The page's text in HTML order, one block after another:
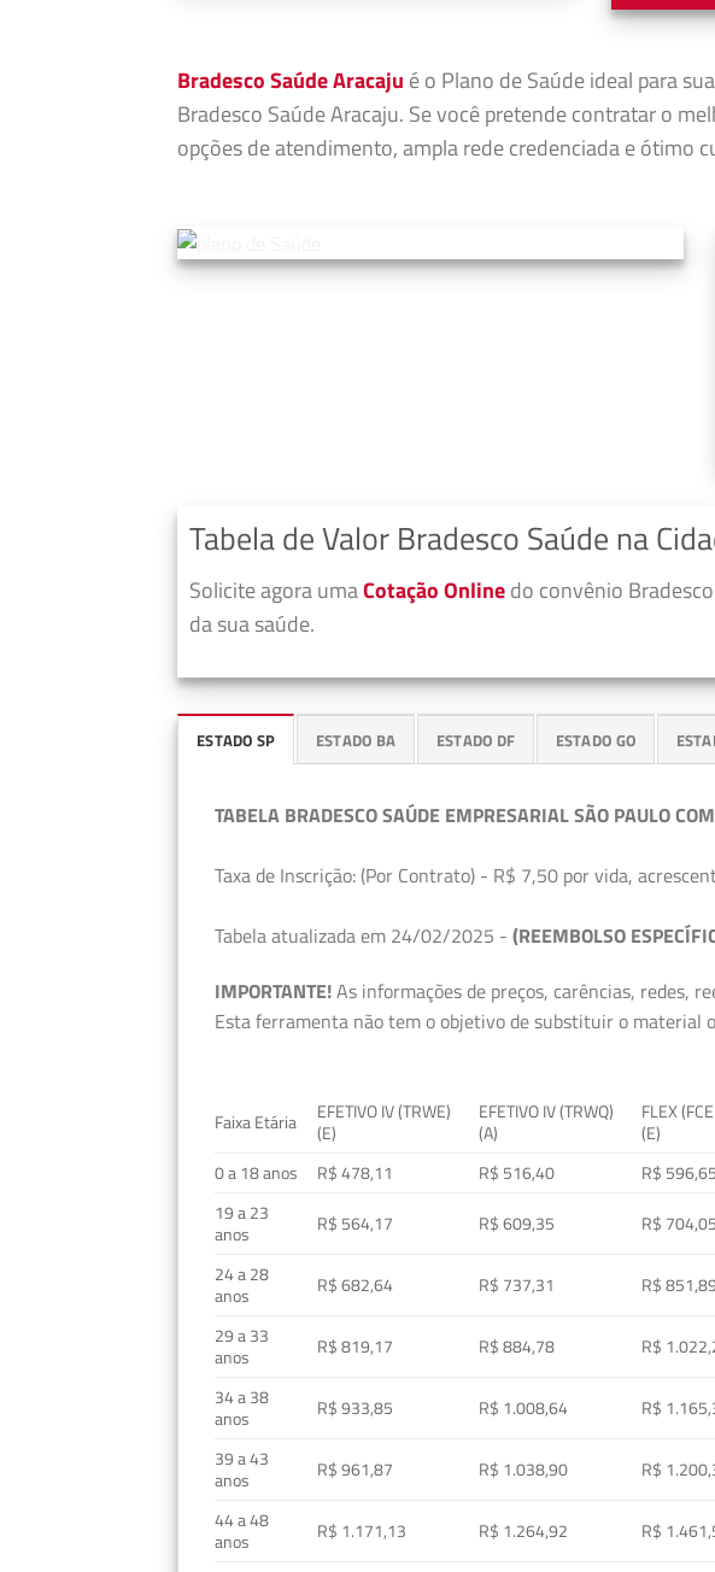
Bradesco Saúde Aracaju é o Plano de Saúde ideal para
Bradesco Saúde Aracaju. Se você pretende contratar o
opções de atendimento, ampla rede credenciada e ótimo
Tabela de Valor Bradesco Saúde na
Solicite agora umaCotação Onlinedo convênio
da sua saúde.
ESTADO SP ESTADO BA ESTADO DF ESTADO GO
TABELA BRADESCO SAÚDE EMPRESARIAL SÃO PAULO
Taxa de Inscrição: (Por Contrato) - R$ 7,50 por vida,
Tabela atualizada em 24/02/2025 - (REEMBOLSO
IMPORTANTE!As informações de preços, carências, redes,
Esta ferramenta não tem o objetivo de substituir o material
Faixa Etária
EFETIVO IV (TRWE)
(E)
EFETIVO IV (TRWQ)
(A)
FLEX
(E)
0 a 18 anos
R$ 478,11 R$ 516,40 R$ 596,65
19 a 23
anos
R$ 564,17 R$ 609,35 R$ 704,05
24 a 28
anos
R$ 682,64 R$ 737,31 R$ 851,89
29 a 33
anos
R$ 819,17 R$ 884,78 R$
34 a 38
anos
R$ 933,85 R$ 1.008,64 R$
39 a 43
anos
R$ 961,87 R$ 1.038,90 R$
44 a 48
anos
R$ 1.171,13 R$ 1.264,92 R$